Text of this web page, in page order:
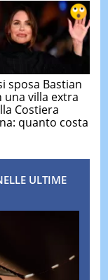
sposa Bastian
una villa extra
Costiera
quanto costa
ULTIME